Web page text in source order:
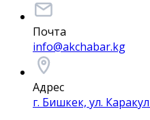
Почта
info@akchabar.kg
Адрес
г. Бишкек, ул.